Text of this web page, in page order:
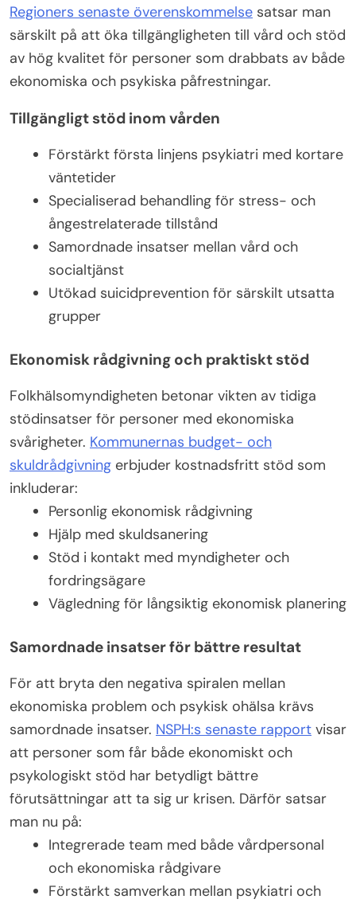
Regioners senaste överenskommelse satsar man
särskilt på att öka tillgängligheten till vård och stöd
av hög kvalitet för personer som drabbats av både
ekonomiska och psykiska påfrestningar.
Tillgängligt stöd inom vården
Förstärkt första linjens psykiatri med kortare
väntetider
Specialiserad behandling för stress- och
ångestrelaterade tillstånd
Samordnade insatser mellan vård och
socialtjänst
Utökad suicidprevention för särskilt utsatta
grupper
Ekonomisk rådgivning och praktiskt stöd
Folkhälsomyndigheten betonar vikten av tidiga
stödinsatser för personer med ekonomiska
svårigheter. Kommunernas budget- och
skuldrådgivning erbjuder kostnadsfritt stöd som
inkluderar:
Personlig ekonomisk rådgivning
Hjälp med skuldsanering
Stöd i kontakt med myndigheter och
fordringsägare
Vägledning för långsiktig ekonomisk planering
Samordnade insatser för bättre resultat
För att bryta den negativa spiralen mellan
ekonomiska problem och psykisk ohälsa krävs
samordnade insatser. NSPH:s senaste rapport visar
att personer som får både ekonomiskt och
psykologiskt stöd har betydligt bättre
förutsättningar att ta sig ur krisen. Därför satsar
man nu på:
Integrerade team med både vårdpersonal
och ekonomiska rådgivare
Förstärkt samverkan mellan psykiatri och